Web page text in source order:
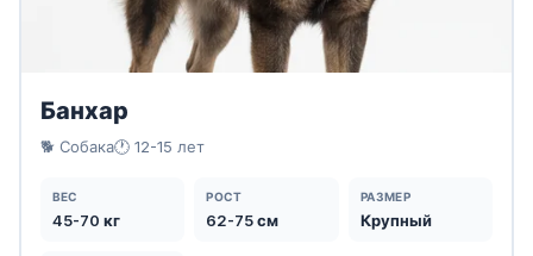
Банхар
🐕 Собака🕐 12-15 лет
ВЕС
45-70 кг
РОСТ
62-75 см
РАЗМЕР
Крупный